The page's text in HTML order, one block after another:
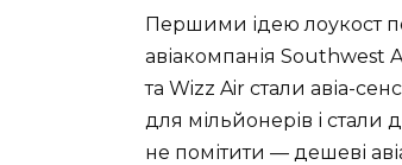
Першими ідею лоукост
авіакомпанія Southwest
та Wizz Air стали авіа-
для мільйонерів і
не помітити — дешеві